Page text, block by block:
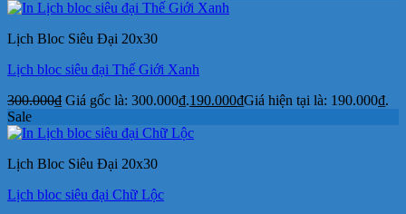
Lịch Bloc Siêu Đại 20x30
Lịch bloc siêu đại Thế Giới Xanh
300.000₫ Giá gốc là: 300.000₫.190.000₫Giá hiện tại là: 190.000₫.
Sale
Lịch Bloc Siêu Đại 20x30
Lịch bloc siêu đại Chữ Lộc